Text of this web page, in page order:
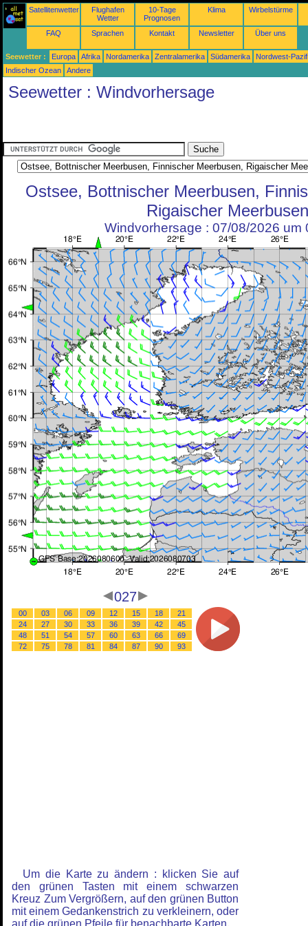
Satellitenwetter
Flughafen
Wetter
10-Tage
Prognosen
Klima Wirbelstürme
FAQ Sprachen Kontakt Newsletter Über uns
Seewetter : Europa Afrika Nordamerika Zentralamerika Südamerika
Nordwest-
Indischer Ozean
Andere
Seewetter : Windvorhersage
Ostsee, Bottnischer Meerbusen,
Rigaischer Meerbusen
Windvorhersage : 07/08/2026 um
027
00 03 06 09 12 15 18
21
24
27 30 33 36 39 42
45
48
51 54 57 60 63 66
69
72
75 78 81 84 87 90 93
Um die Karte zu ändern : klicken Sie auf
den grünen Tasten mit einem schwarzen
Kreuz Zum Vergrößern, auf den grünen Button
mit einem Gedankenstrich zu verkleinern, oder
auf die grünen Pfeile für benachbarte Karten.